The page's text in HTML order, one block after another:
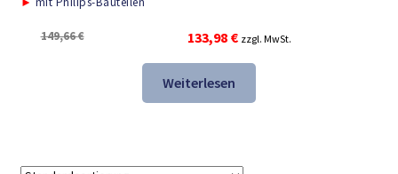
149,66€
Ursprünglicher
Preis
war:
149,66 €
133,98 €Aktueller
Preis
133,98 €.
zzgl. MwSt.
Weiterlesen